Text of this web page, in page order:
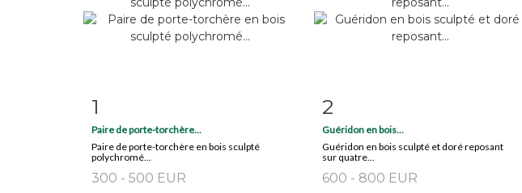
1
Paire de porte-torchère...
Paire de porte-torchère en bois sculpté
polychromé...
300 - 500 EUR
2
Guéridon en bois...
Guéridon en bois sculpté et doré reposant
sur quatre...
600 - 800 EUR